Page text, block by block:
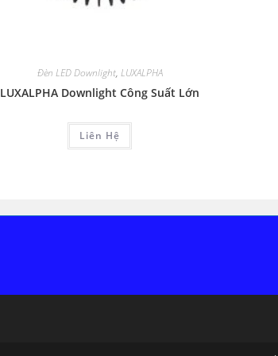
Đèn LED Downlight, LUXALPHA
LUXALPHA Downlight Công Suất Lớn
Liên Hệ